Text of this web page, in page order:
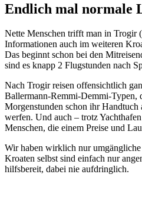
Endlich mal normale
Nette Menschen trifft man in Trogir
Informationen auch im weiteren
Das beginnt schon bei den
sind es knapp 2 Flugstunden nach
Nach Trogir reisen offensichtlich
Ballermann-Remmi-Demmi-Typen,
Morgenstunden schon ihr
werfen. Und auch – trotz
Menschen, die einem Preise und
Wir haben wirklich nur
Kroaten selbst sind einfach nur
hilfsbereit, dabei nie aufdringlich.